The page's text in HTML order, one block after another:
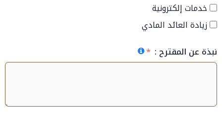
خدمات إلكترونية
زيادة العائد المادي
نبذة عن المقترح :